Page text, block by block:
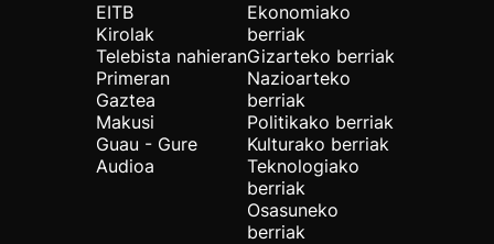
EITB
Kirolak
Telebista nahieran
Primeran
Gaztea
Makusi
Guau - Gure
Audioa
Ekonomiako
berriak
Gizarteko berriak
Nazioarteko
berriak
Politikako berriak
Kulturako berriak
Teknologiako
berriak
Osasuneko
berriak